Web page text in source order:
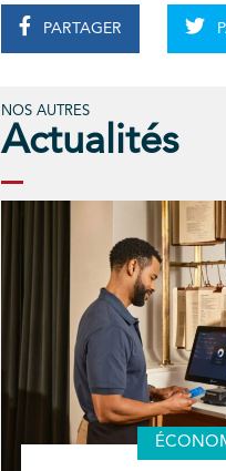
PARTAGER
NOS AUTRES
Actualités